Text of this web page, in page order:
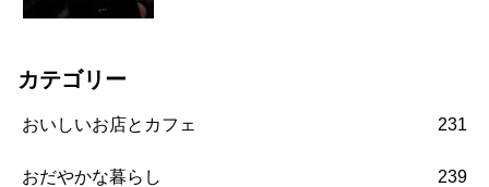
カテゴリー
おいしいお店とカフェ 231
おだやかな暮らし 239